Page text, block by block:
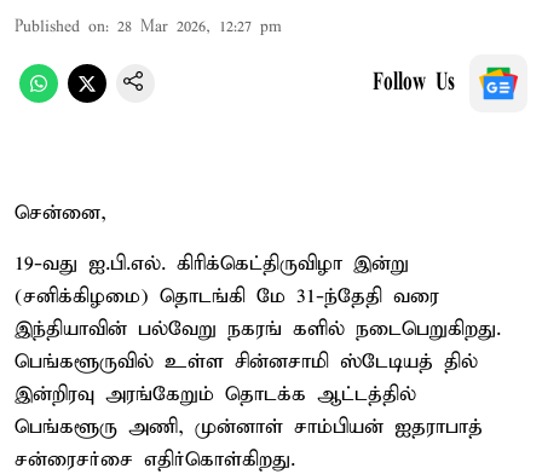
Published on: 28 Mar 2026, 12:27 pm
Follow Us
சென்னை,
19-வது ஐ.பி.எல். கிரிக்கெட்திருவிழா இன்று
(சனிக்கிழமை) தொடங்கி மே 31-ந்தேதி வரை
இந்தியாவின் பல்வேறு நகரங் களில் நடைபெறுகிறது.
பெங்களூருவில் உள்ள சின்னசாமி ஸ்டேடியத் தில்
இன்றிரவு அரங்கேறும் தொடக்க ஆட்டத்தில்
பெங்களூரு அணி, முன்னாள் சாம்பியன் ஐதராபாத்
சன்ரைசர்சை எதிர்கொள்கிறது.